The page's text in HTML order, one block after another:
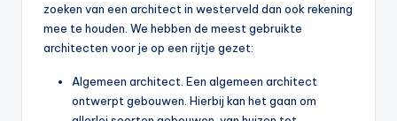
zoeken van een architect in westerveld dan ook rekening
mee te houden. We hebben de meest gebruikte
architecten voor je op een rijtje gezet:
Algemeen architect. Een algemeen architect
ontwerpt gebouwen. Hierbij kan het gaan om